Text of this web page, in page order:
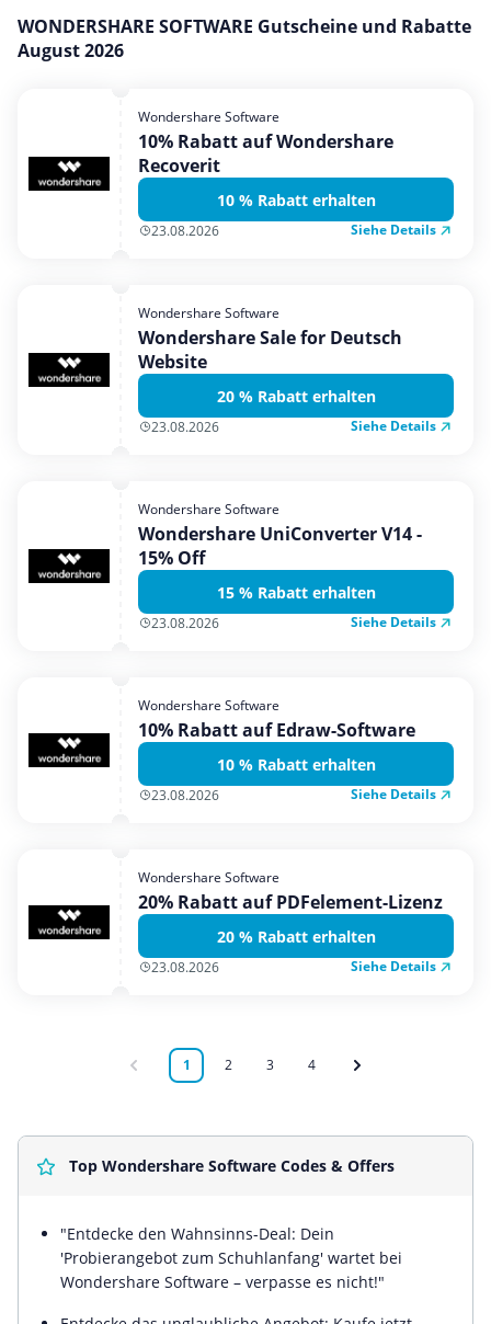
Urlaub & Reise
WONDERSHARE SOFTWARE Gutscheine und Rabatte
August 2026
Wondershare Software
10% Rabatt auf Wondershare
Recoverit
10 % Rabatt erhalten
23.08.2026 Siehe Details
Wondershare Software
Wondershare Sale for Deutsch
Website
20 % Rabatt erhalten
23.08.2026 Siehe Details
Wondershare Software
Wondershare UniConverter V14 -
15% Off
15 % Rabatt erhalten
23.08.2026 Siehe Details
Wondershare Software
10% Rabatt auf Edraw-Software
10 % Rabatt erhalten
23.08.2026 Siehe Details
Wondershare Software
20% Rabatt auf PDFelement-Lizenz
20 % Rabatt erhalten
23.08.2026 Siehe Details
1 2 3 4
Top Wondershare Software Codes & Offers
"Entdecke den Wahnsinns-Deal: Dein
'Probierangebot zum Schuhlanfang' wartet bei
Wondershare Software – verpasse es nicht!"